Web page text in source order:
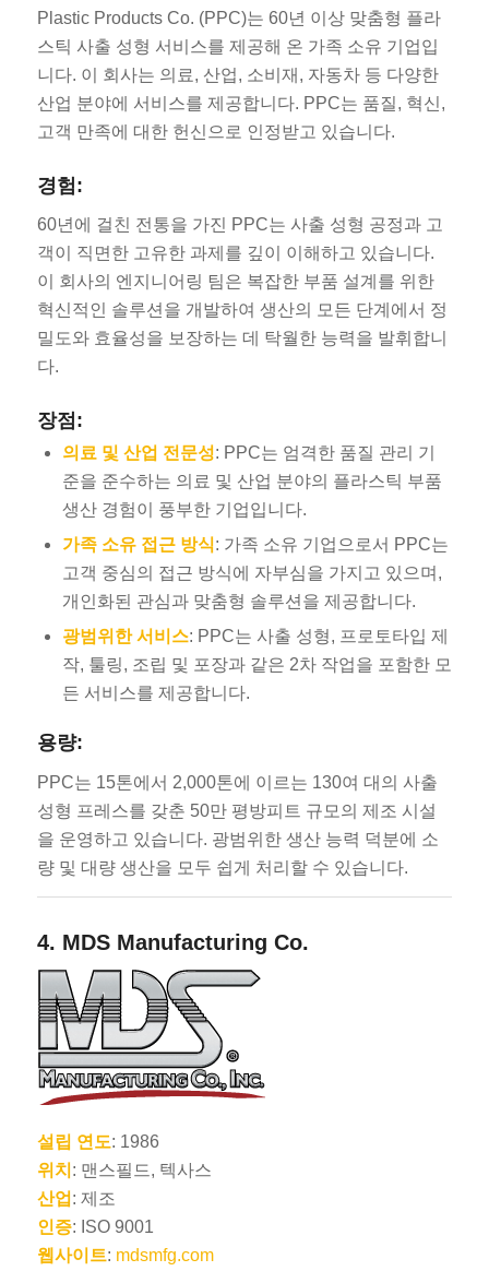
Plastic Products Co. (PPC)는 60년 이상 맞춤형 플라
스틱 사출 성형 서비스를 제공해 온 가족 소유 기업입
니다. 이 회사는 의료, 산업, 소비재, 자동차 등 다양한
산업 분야에 서비스를 제공합니다. PPC는 품질, 혁신,
고객 만족에 대한 헌신으로 인정받고 있습니다.
경험:
60년에 걸친 전통을 가진 PPC는 사출 성형 공정과 고
객이 직면한 고유한 과제를 깊이 이해하고 있습니다.
이 회사의 엔지니어링 팀은 복잡한 부품 설계를 위한
혁신적인 솔루션을 개발하여 생산의 모든 단계에서 정
밀도와 효율성을 보장하는 데 탁월한 능력을 발휘합니
다.
장점:
의료 및 산업 전문성: PPC는 엄격한 품질 관리 기
준을 준수하는 의료 및 산업 분야의 플라스틱 부품
생산 경험이 풍부한 기업입니다.
가족 소유 접근 방식: 가족 소유 기업으로서 PPC는
고객 중심의 접근 방식에 자부심을 가지고 있으며,
개인화된 관심과 맞춤형 솔루션을 제공합니다.
광범위한 서비스: PPC는 사출 성형, 프로토타입 제
작, 툴링, 조립 및 포장과 같은 2차 작업을 포함한 모
든 서비스를 제공합니다.
용량:
PPC는 15톤에서 2,000톤에 이르는 130여 대의 사출
성형 프레스를 갖춘 50만 평방피트 규모의 제조 시설
을 운영하고 있습니다. 광범위한 생산 능력 덕분에 소
량 및 대량 생산을 모두 쉽게 처리할 수 있습니다.
4. MDS Manufacturing Co.
설립 연도: 1986
위치 : 맨스필드, 텍사스
산업 : 제조
인증: ISO 9001
웹사이트: mdsmfg.com